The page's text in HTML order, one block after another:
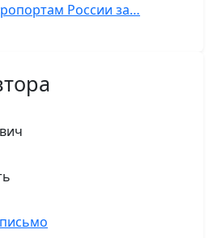
России за…